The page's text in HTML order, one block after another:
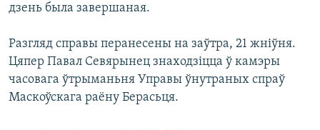
дзень была завершаная.
Разгляд справы перанесены на заўтра, 21 жніўня.
Цяпер Павал Севярынец знаходзіцца ў камэры
часовага ўтрыманьня Управы ўнутраных спраў
Маскоўскага раёну Берасьця.